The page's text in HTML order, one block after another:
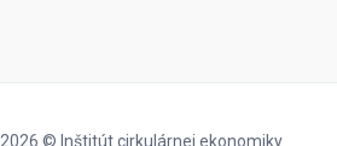
2026 © Inštitút cirkulárnej ekonomiky